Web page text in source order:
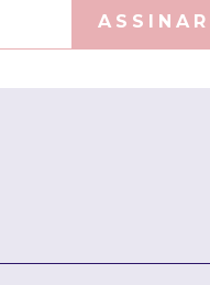
ASSINAR